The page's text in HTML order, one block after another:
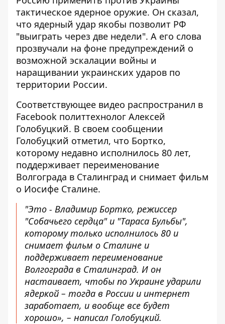
тактическое ядерное оружие. Он сказал,
что ядерный удар якобы позволит РФ
"выиграть через две недели". А его слова
прозвучали на фоне предупреждений о
возможной эскалации войны и
наращивании украинских ударов по
территории России.
Соответствующее видео распространил в
Facebook политтехнолог Алексей
Голобуцкий. В своем сообщении
Голобуцкий отметил, что Бортко,
которому недавно исполнилось 80 лет,
поддерживает переименование
Волгограда в Сталинград и снимает фильм
о Иосифе Сталине.
"Это - Владимир Бортко, режиссер
"Собачьего сердца" и "Тараса Бульбы",
которому только исполнилось 80 и
снимает фильм о Сталине и
поддерживает переименование
Волгограда в Сталинград. И он
настаивает, чтобы по Украине ударили
ядеркой – тогда в России и интернет
заработает, и вообще все будет
хорошо», – написал Голобуцкий.